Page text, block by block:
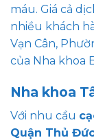
máu. Giá cả
nhiều khách
Vạn Cân,
của Nha khoa
Nha khoa
Với nhu cầu
Quận Thủ